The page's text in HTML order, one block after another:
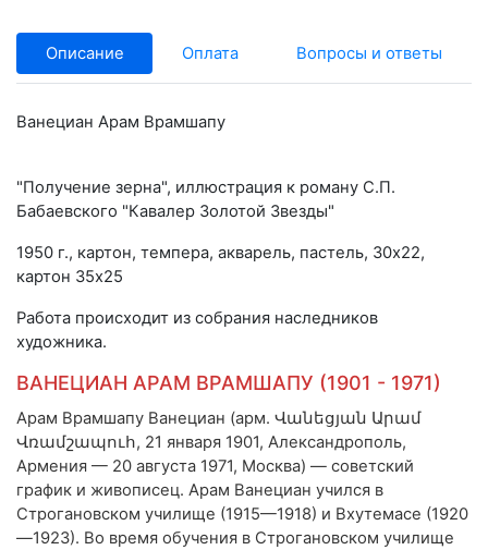
Описание Оплата Вопросы и ответы
Ванециан Арам Врамшапу
"Получение зерна", иллюстрация к роману С.П.
Бабаевского "Кавалер Золотой Звезды"
1950 г., картон, темпера, акварель, пастель, 30х22,
картон 35х25
Работа происходит из собрания наследников
художника.
ВАНЕЦИАН АРАМ ВРАМШАПУ (1901 - 1971)
Арам Врамшапу Ванециан (арм. Վանեցյան Արամ
Վռամշապուհ, 21 января 1901, Александрополь,
Армения — 20 августа 1971, Москва) — советский
график и живописец. Арам Ванециан учился в
Строгановском училище (1915—1918) и Вхутемасе (1920
—1923). Во время обучения в Строгановском училище